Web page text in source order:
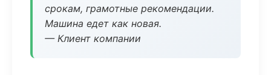
срокам, грамотные рекомендации.
Машина едет как новая.
— Клиент компании